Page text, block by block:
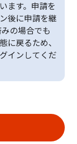
ます。申請を
後に申請を継
の場合でも
に戻るため、
インしてくだ